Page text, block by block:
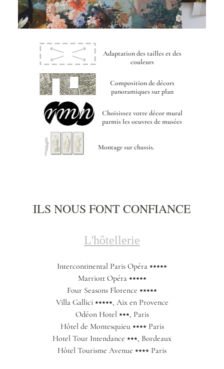
Adaptation des tailles et des
couleurs
Composition de décors
panoramiques sur plan
Choisissez votre décor mural
parmis les oeuvres de musées
Montage sur chassis.
ILS NOUS FONT CONFIANCE
L'hôtellerie
Intercontinental Paris Opéra ⭑⭑⭑⭑⭑
Marriott Opéra ⭑⭑⭑⭑⭑
Four Seasons Florence ⭑⭑⭑⭑⭑
Villa Gallici ⭑⭑⭑⭑⭑, Aix en Provence
Odéon Hotel ⭑⭑⭑, Paris
Hôtel de Montesquieu ⭑⭑⭑⭑ Paris
Hotel Tour Intendance ⭑⭑⭑, Bordeaux
Hôtel Tourisme Avenue ⭑⭑⭑⭑ Paris